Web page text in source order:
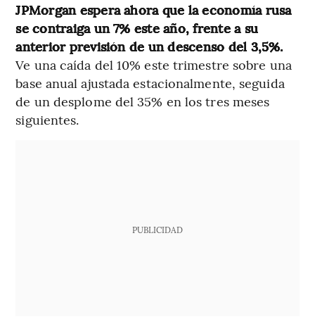
JPMorgan espera ahora que la economía rusa
se contraiga un 7% este año, frente a su
anterior previsión de un descenso del 3,5%.
Ve una caída del 10% este trimestre sobre una
base anual ajustada estacionalmente, seguida
de un desplome del 35% en los tres meses
siguientes.
PUBLICIDAD